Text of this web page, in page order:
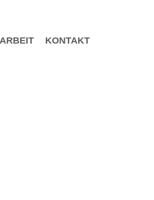
KONTAKT